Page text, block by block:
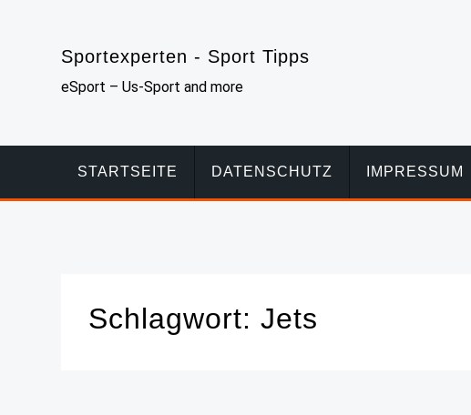
Sportexperten - Sport Tipps
eSport – Us-Sport and more
STARTSEITE DATENSCHUTZ IMPRESSUM
Schlagwort:Jets